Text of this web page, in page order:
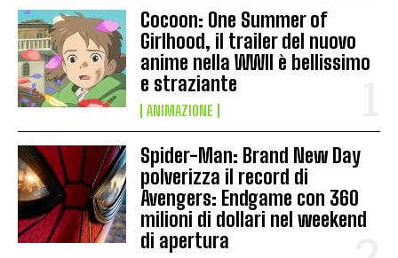
Cocoon: One Summer of
Girlhood, il trailer del nuovo
anime nella WWII è bellissimo
e straziante
ANIMAZIONE
Spider-Man: Brand New Day
polverizza il record di
Avengers: Endgame con 360
milioni di dollari nel weekend
di apertura